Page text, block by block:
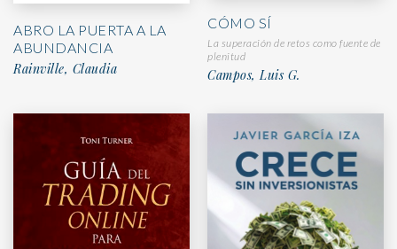
ABRO LA PUERTA A LA
ABUNDANCIA
Rainville, Claudia
CÓMO SÍ
La superación de retos como fuente de
plenitud
Campos, Luis G.